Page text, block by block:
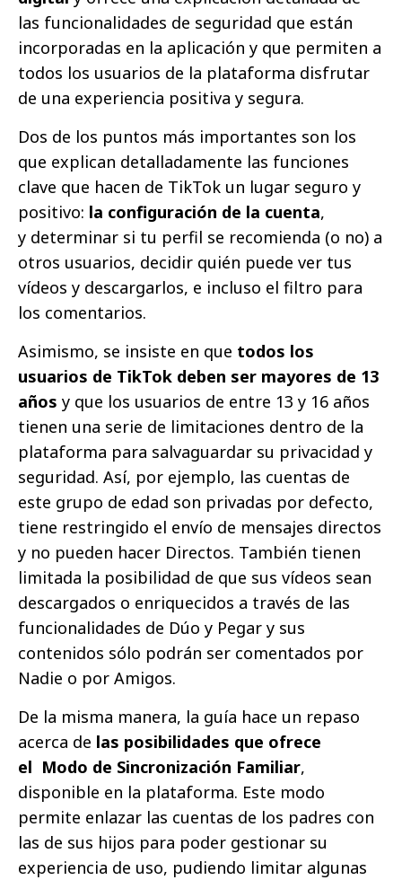
las funcionalidades de seguridad que están
incorporadas en la aplicación y que permiten a
todos los usuarios de la plataforma disfrutar
de una experiencia positiva y segura.
Dos de los puntos más importantes son los
que explican detalladamente las funciones
clave que hacen de TikTok un lugar seguro y
positivo: la configuración de la cuenta,
y determinar si tu perfil se recomienda (o no) a
otros usuarios, decidir quién puede ver tus
vídeos y descargarlos, e incluso el filtro para
los comentarios.
Asimismo, se insiste en que todos los
usuarios de TikTok deben ser mayores de 13
años y que los usuarios de entre 13 y 16 años
tienen una serie de limitaciones dentro de la
plataforma para salvaguardar su privacidad y
seguridad. Así, por ejemplo, las cuentas de
este grupo de edad son privadas por defecto,
tiene restringido el envío de mensajes directos
y no pueden hacer Directos. También tienen
limitada la posibilidad de que sus vídeos sean
descargados o enriquecidos a través de las
funcionalidades de Dúo y Pegar y sus
contenidos sólo podrán ser comentados por
Nadie o por Amigos.
De la misma manera, la guía hace un repaso
acerca de las posibilidades que ofrece
el Modo de Sincronización Familiar,
disponible en la plataforma. Este modo
permite enlazar las cuentas de los padres con
las de sus hijos para poder gestionar su
experiencia de uso, pudiendo limitar algunas